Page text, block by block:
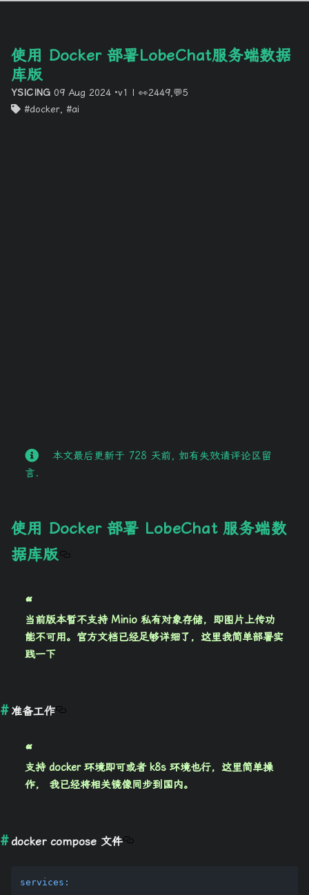
使用 Docker 部署LobeChat服务端数据
库版
YSICING 09 Aug 2024 ·v1 |👀2449,💬5
docker
ai
本文最后更新于 728 天前, 如有失效请评论区留
言.
使用 Docker 部署 LobeChat 服务端数
据库版
当前版本暂不支持 Minio 私有对象存储，即图片上传功
能不可用。官方文档已经足够详细了，这里我简单部署实
践一下
准备工作
支持 docker 环境即可或者 k8s 环境也行，这里简单操
作， 我已经将相关镜像同步到国内。
docker compose 文件
services: